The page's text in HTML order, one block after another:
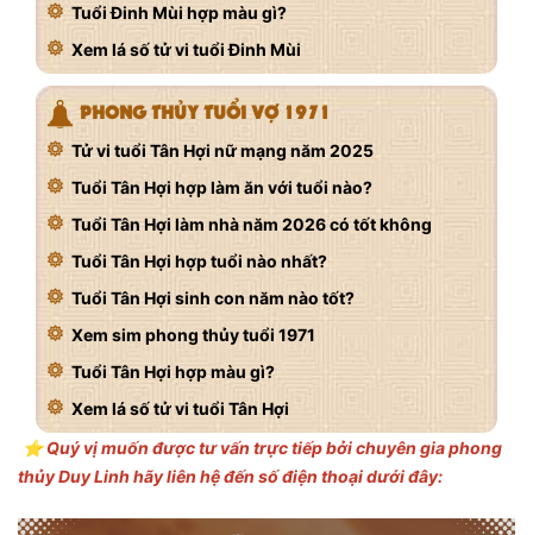
Tuổi Đinh Mùi hợp màu gì?
Xem lá số tử vi tuổi Đinh Mùi
PHONG THỦY TUỔI VỢ 1971
Tử vi tuổi Tân Hợi nữ mạng năm 2025
Tuổi Tân Hợi hợp làm ăn với tuổi nào?
Tuổi Tân Hợi làm nhà năm 2026 có tốt không
Tuổi Tân Hợi hợp tuổi nào nhất?
Tuổi Tân Hợi sinh con năm nào tốt?
Xem sim phong thủy tuổi 1971
Tuổi Tân Hợi hợp màu gì?
Xem lá số tử vi tuổi Tân Hợi
⭐️ Quý vị muốn được tư vấn trực tiếp bởi chuyên gia phong
thủy Duy Linh hãy liên hệ đến số điện thoại dưới đây: